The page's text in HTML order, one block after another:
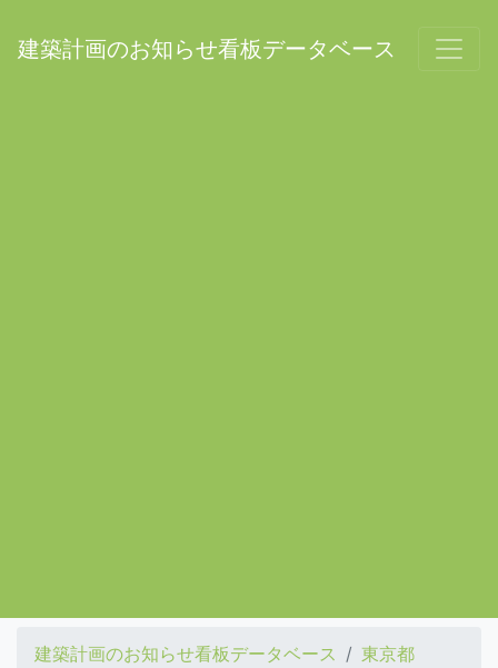
建築計画のお知らせ看板データベース
建築計画のお知らせ看板データベース
東京都